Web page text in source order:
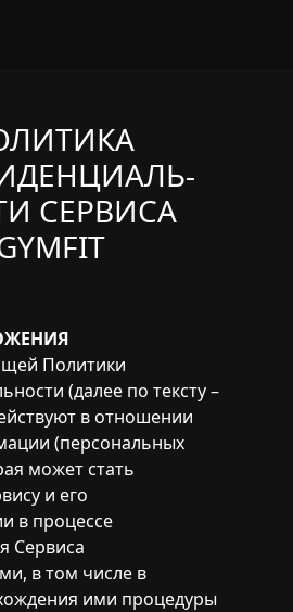
СЕРВИСА
Политики
(далее по тексту –
в отношении
(персональных
может стать
и его
в процессе
Сервиса
в том числе в
ими процедуры